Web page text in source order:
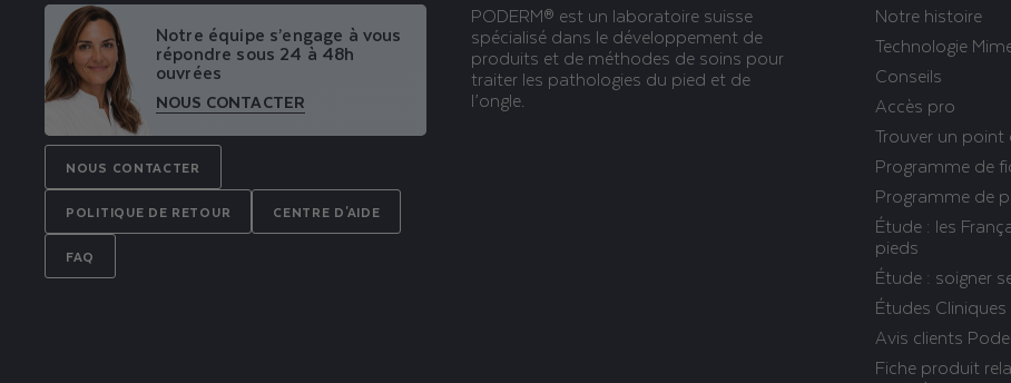
Notre équipe s’engage à vous
répondre sous 24 à 48h
ouvrées
NOUS CONTACTER
NOUS CONTACTER
POLITIQUE DE RETOUR CENTRE D'AIDE
FAQ
PODERM® est un laboratoire suisse
spécialisé dans le développement de
produits et de méthodes de soins pour
traiter les pathologies du pied et de
l’ongle.
Notre histoire
Technologie
Conseils
Accès pro
Trouver un point
Programme de
Programme de
Étude : les
pieds
Étude : soigner
Études
Avis clients
Fiche produit